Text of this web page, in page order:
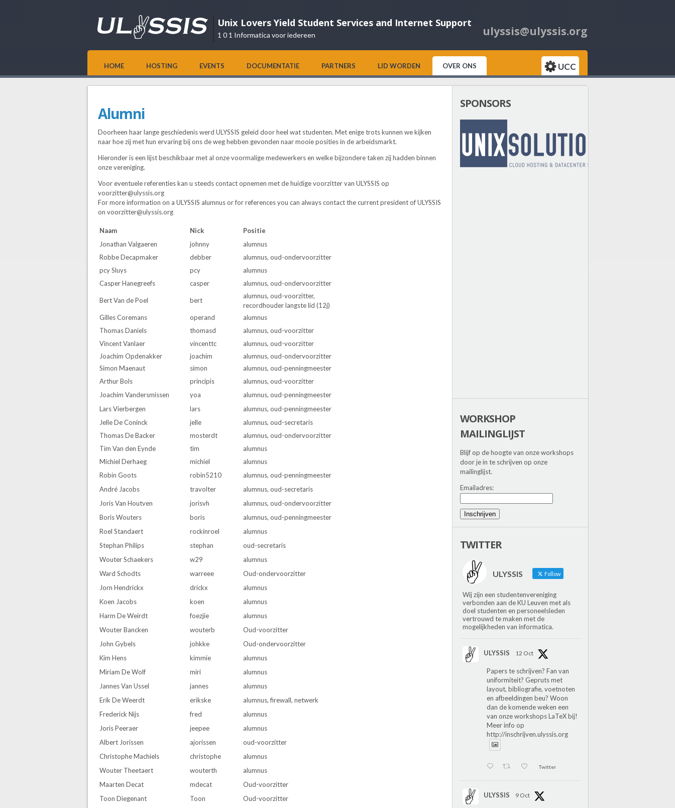
Unix Lovers Yield Student Services and Internet Support
1 0 1 Informatica voor iedereen ulyssis@ulyssis.org
HOME HOSTING EVENTS DOCUMENTATIE PARTNERS LID WORDEN OVER ONS UCC
Alumni
Doorheen haar lange geschiedenis werd ULYSSIS geleid door heel wat studenten. Met enige trots kunnen we kijken
naar hoe zij met hun ervaring bij ons de weg hebben gevonden naar mooie posities in de arbeidsmarkt.
Hieronder is een lijst beschikbaar met al onze voormalige medewerkers en welke bijzondere taken zij hadden binnen
onze vereniging.
Voor eventuele referenties kan u steeds contact opnemen met de huidige voorzitter van ULYSSIS op
voorzitter@ulyssis.org
For more information on a ULYSSIS alumnus or for references you can always contact the current president of ULYSSIS
on voorzitter@ulyssis.org
Naam Nick
Positie
Jonathan Valgaeren
johnny
alumnus
Robbe Decapmaker
debber
alumnus, oud-ondervoorzitter
pcy Sluys
pcy
alumnus
Casper Hanegreefs
casper alumnus, oud-ondervoorzitter
Bert Van de Poel bert
alumnus, oud-voorzitter,
recordhouder langste lid (12j)
Gilles Coremans
operand
alumnus
Thomas Daniels
thomasd
alumnus, oud-voorzitter
Vincent Vanlaer
vincenttc
alumnus, oud-voorzitter
Joachim Opdenakker
joachim
alumnus, oud-ondervoorzitter
Simon Maenaut
simon
alumnus, oud-penningmeester
Arthur Bols
principis
alumnus, oud-voorzitter
Joachim Vandersmissen
yoa
alumnus, oud-penningmeester
Lars Vierbergen
lars
alumnus, oud-penningmeester
Jelle De Coninck
jelle
alumnus, oud-secretaris
Thomas De Backer
mosterdt
alumnus, oud-ondervoorzitter
Tim Van den Eynde
tim
alumnus
Michiel Derhaeg
michiel
alumnus
Robin Goots
robin5210
alumnus, oud-penningmeester
André Jacobs
travolter alumnus, oud-secretaris
Joris Van Houtven
jorisvh alumnus, oud-ondervoorzitter
Boris Wouters
boris
alumnus, oud-penningmeester
Roel Standaert
rockinroel
alumnus
Stephan Philips
stephan
oud-secretaris
Wouter Schaekers
w29
alumnus
Ward Schodts
warreee
Oud-ondervoorzitter
Jorn Hendrickx
drickx
alumnus
Koen Jacobs
koen
alumnus
Harm De Weirdt
foezjie
alumnus
Wouter Bancken
wouterb
Oud-voorzitter
John Gybels
johkke
Oud-ondervoorzitter
Kim Hens
kimmie
alumnus
Miriam De Wolf
miri
alumnus
Jannes Van Ussel
jannes
alumnus
Erik De Weerdt
erikske
alumnus, firewall, netwerk
Frederick Nijs
fred
alumnus
Joris Peeraer
jeepee
alumnus
Albert Jorissen
ajorissen
oud-voorzitter
Christophe Machiels
christophe
alumnus
Wouter Theetaert
wouterth
alumnus
Maarten Decat
mdecat
Oud-voorzitter
Toon Diegenant
Toon
Oud-voorzitter
SPONSORS
WORKSHOP
MAILINGLIJST
Blijf op de hoogte van onze workshops
door je in te schrijven op onze
mailinglijst.
Emailadres:
Inschrijven
TWITTER
ULYSSIS Follow
Wij zijn een studentenvereniging
verbonden aan de KU Leuven met als
doel studenten en personeelsleden
vertrouwd te maken met de
mogelijkheden van informatica.
ULYSSIS 12 Oct
Papers te schrijven? Fan van
uniformiteit? Gepruts met
layout, bibliografie, voetnoten
en afbeeldingen beu? Woon
dan de komende weken een
van onze workshops LaTeX bij!
Meer info op
http://inschrijven.ulyssis.org
Twitter
ULYSSIS 9 Oct